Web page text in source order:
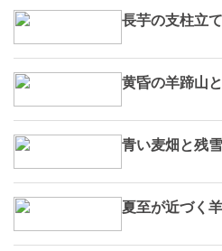
長芋の支柱立
黄昏の羊蹄山
青い麦畑と残雪
夏至が近づく